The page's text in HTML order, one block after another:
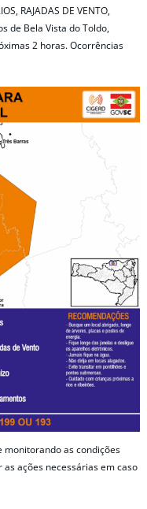
RAJADAS DE VENTO,
de Bela Vista do Toldo,
2 horas. Ocorrências
monitorando as condições
ações necessárias em caso